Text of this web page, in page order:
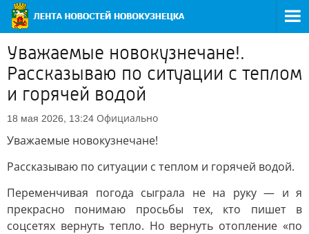
Уважаемые новокузнечане!.
Рассказываю по ситуации с теплом
и горячей водой
18 мая 2026, 13:24 Официально
Уважаемые новокузнечане!
Рассказываю по ситуации с теплом и горячей водой.
Переменчивая погода сыграла не на руку — и я
прекрасно понимаю просьбы тех, кто пишет в
соцсетях вернуть тепло. Но вернуть отопление «по